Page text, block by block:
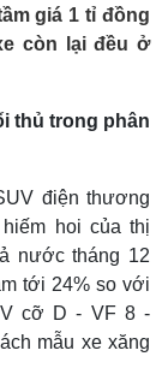
giá 1 tỉ đồng
còn lại đều ở
thủ trong phân
điện thương
hoi của thị
nước tháng 12
tới 24% so với
cỡ D - VF 8 -
mẫu xe xăng